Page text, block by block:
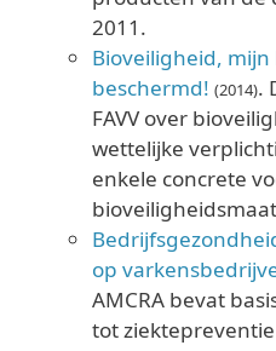
2011.
Bioveiligheid,
beschermd! (2014).
FAVV over
wettelijke
enkele concrete
op
AMCRA bevat
tot